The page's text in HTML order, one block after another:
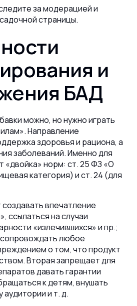
за модерацией и
страницы.
и
БАД
можно, но нужно играть
Направление
здоровья и рациона, а
заболеваний. Именно для
«двойка» норм: ст. 25 ФЗ «О
категория) и ст. 24 (для
впечатление
ссылаться на случаи
«излечившихся» и пр.;
любое
о том, что продукт
Вторая запрещает для
давать гарантии
к детям, внушать
аудитории и т. д.